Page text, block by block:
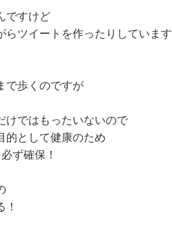
ですけど
らツイートを作ったりしています
で歩くのですが
けではもったいないので
的として健康のため
ず確保！
！